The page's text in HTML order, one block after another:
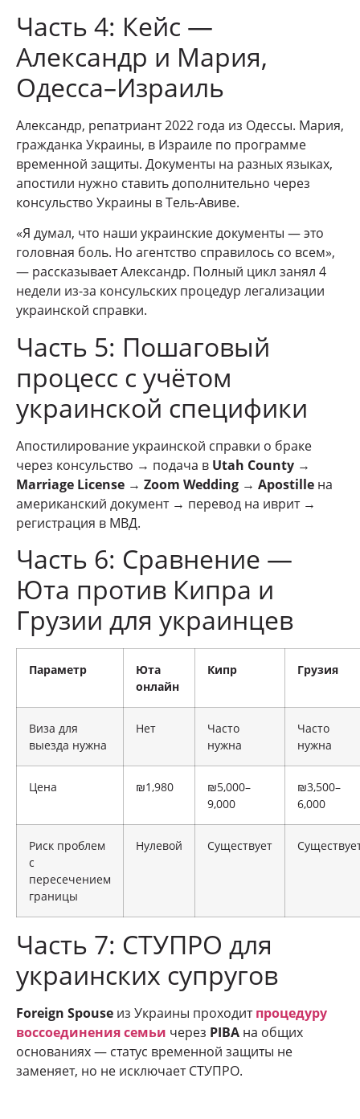
Часть 4: Кейс —
Александр и Мария,
Одесса–Израиль
Александр, репатриант 2022 года из Одессы. Мария,
гражданка Украины, в Израиле по программе
временной защиты. Документы на разных языках,
апостили нужно ставить дополнительно через
консульство Украины в Тель-Авиве.
«Я думал, что наши украинские документы — это
головная боль. Но агентство справилось со всем»,
— рассказывает Александр. Полный цикл занял 4
недели из-за консульских процедур легализации
украинской справки.
Часть 5: Пошаговый
процесс с учётом
украинской специфики
Апостилирование украинской справки о браке
через консульство → подача в Utah County →
Marriage License → Zoom Wedding → Apostille на
американский документ → перевод на иврит →
регистрация в МВД.
Часть 6: Сравнение —
Юта против Кипра и
Грузии для украинцев
Параметр
Юта
онлайн
Кипр Грузия
Виза для
выезда нужна
Нет
Часто
нужна
Часто
нужна
Цена ₪1,980
₪5,000–
9,000
₪3,500–
6,000
Риск проблем
с
пересечением
границы
Нулевой Существует
Часть 7: СТУПРО для
украинских супругов
Foreign Spouse из Украины проходитпроцедуру
воссоединения семьи через PIBA на общих
основаниях — статус временной защиты не
заменяет, но не исключает СТУПРО.